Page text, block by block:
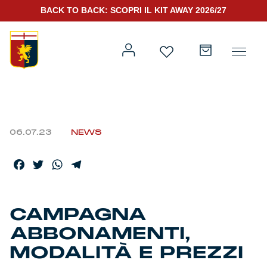
Prima squadra
Genoa for Special
Kit Gara 2026/27
Training
Kit Gara 25/26
BACK TO BACK: SCOPRI IL KIT AWAY 2026/27
06.07.23 NEWS
Facebook
TwitterWhatsApp
CAMPAGNA
ABBONAMENTI,
MODALITÀ E PREZZI